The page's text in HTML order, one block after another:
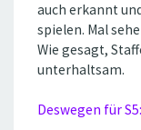
auch erkannt
spielen. Mal
Wie gesagt,
unterhaltsam.
Deswegen für S5: